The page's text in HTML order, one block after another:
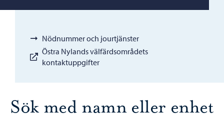
Nödnummer och jourtjänster
Östra Nylands välfärdsområdets
kontaktuppgifter
Sök med namn eller enhet